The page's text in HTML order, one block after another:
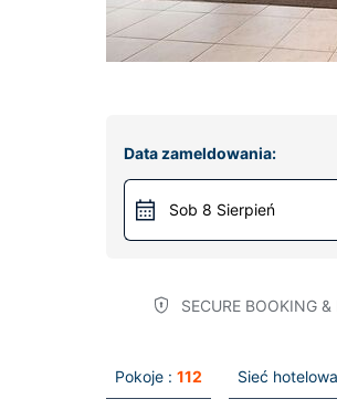
Data zameldowania:
Sob 8 Sierpień
SECURE BOOKING
Pokoje : 112 Sieć